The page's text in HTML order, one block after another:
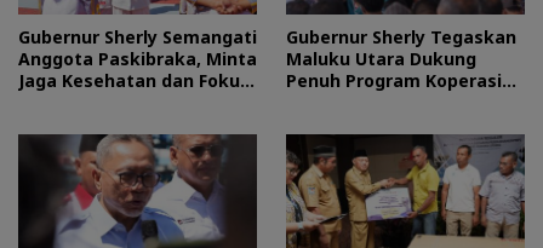
Gubernur Sherly Semangati
Anggota Paskibraka, Minta
Jaga Kesehatan dan Fokus
Gubernur Sherly Tegaskan
Maluku Utara Dukung
Penuh Program Koperasi